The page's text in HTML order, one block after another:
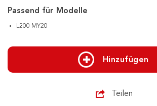
Passend für Modelle
L200 MY20
Hinzufügen
Teilen